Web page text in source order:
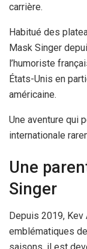
carrière.
Habitué des
Mask Singer
l’humoriste
États-Unis en
américaine.
Une aventure qui
internationale
Une
Singer
Depuis 2019,
emblématiques